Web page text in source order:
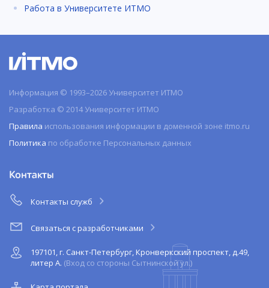
Работа в Университете ИТМО
Информация © 1993–2026 Университет ИТМО
Разработка © 2014 Университет ИТМО
Правила использования информации в доменной зоне itmo.ru
Политика по обработке Персональных данных
Контакты
Контакты служб
Связаться с разработчиками
197101, г. Санкт-Петербург, Кронверкский проспект, д.49,
литер А. (Вход со стороны Сытнинской ул.)